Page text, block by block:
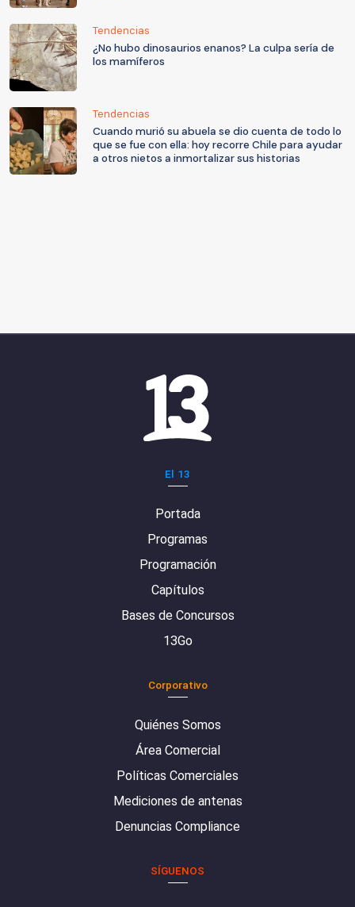
Tendencias
¿No hubo dinosaurios enanos? La culpa sería de
los mamíferos
Tendencias
Cuando murió su abuela se dio cuenta de todo lo
que se fue con ella: hoy recorre Chile para ayudar
a otros nietos a inmortalizar sus historias
El 13
Portada
Programas
Programación
Capítulos
Bases de Concursos
13Go
Corporativo
Quiénes Somos
Área Comercial
Políticas Comerciales
Mediciones de antenas
Denuncias Compliance
SÍGUENOS